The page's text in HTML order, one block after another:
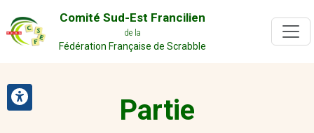
Comité Sud-Est Francilien
de la
Fédération Française de Scrabble
Partie